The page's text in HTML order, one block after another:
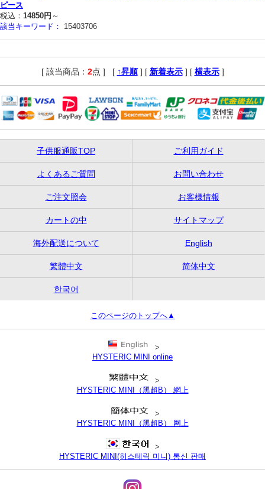
ピース
税込： 14850円 ～
該当キーワード：
15403706
[ 該当商品： 2点 ] [ ↑昇順 ] [ 新着表示 ] [ 横表示 ]
子供服通販TOP ご利用ガイド
よくあるご質問 お問い合わせ
ご注文照会 お客様情報
カートの中 サイトマップ
海外配送について English
繁體中文 简体中文
한국어
このページのトップへ▲
>
HYSTERIC MINI online
>
HYSTERIC MINI（黑超B） 網上
>
HYSTERIC MINI（黑超B） 网上
>
HYSTERIC MINI(히스테릭 미니) 통신 판매